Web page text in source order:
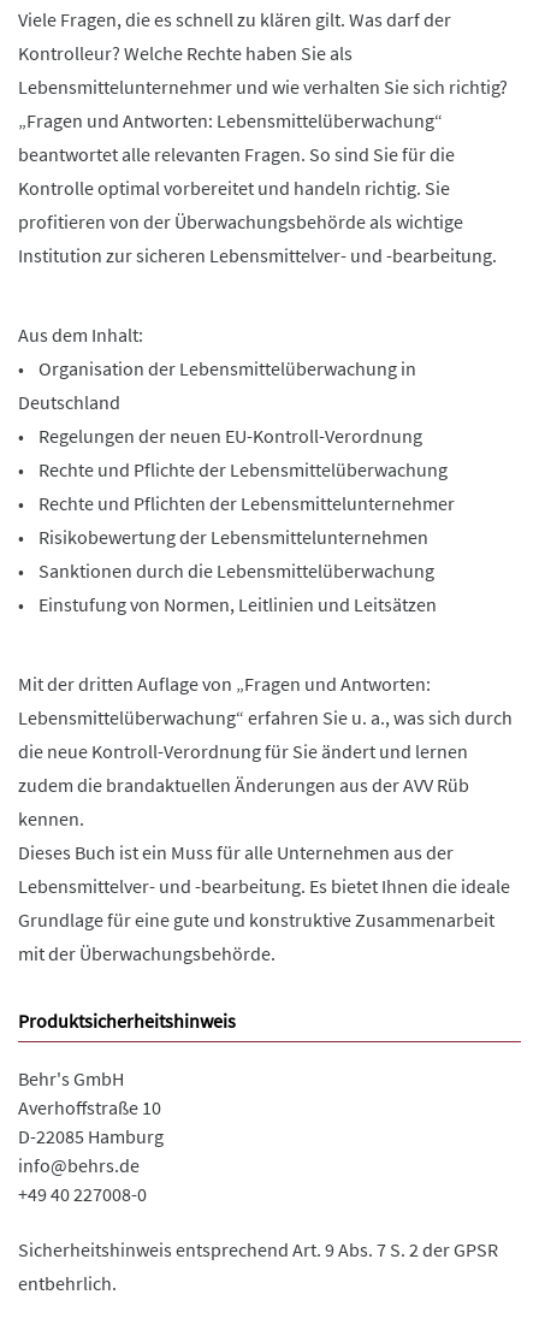
Viele Fragen, die es schnell zu klären gilt. Was darf der
Kontrolleur? Welche Rechte haben Sie als
Lebensmittelunternehmer und wie verhalten Sie sich richtig?
„Fragen und Antworten: Lebensmittelüberwachung“
beantwortet alle relevanten Fragen. So sind Sie für die
Kontrolle optimal vorbereitet und handeln richtig. Sie
profitieren von der Überwachungsbehörde als wichtige
Institution zur sicheren Lebensmittelver- und -bearbeitung.
Aus dem Inhalt:
• Organisation der Lebensmittelüberwachung in
Deutschland
• Regelungen der neuen EU-Kontroll-Verordnung
• Rechte und Pflichte der Lebensmittelüberwachung
• Rechte und Pflichten der Lebensmittelunternehmer
• Risikobewertung der Lebensmittelunternehmen
• Sanktionen durch die Lebensmittelüberwachung
• Einstufung von Normen, Leitlinien und Leitsätzen
Mit der dritten Auflage von „Fragen und Antworten:
Lebensmittelüberwachung“ erfahren Sie u. a., was sich durch
die neue Kontroll-Verordnung für Sie ändert und lernen
zudem die brandaktuellen Änderungen aus der AVV Rüb
kennen.
Dieses Buch ist ein Muss für alle Unternehmen aus der
Lebensmittelver- und -bearbeitung. Es bietet Ihnen die ideale
Grundlage für eine gute und konstruktive Zusammenarbeit
mit der Überwachungsbehörde.
Produktsicherheitshinweis
Behr's GmbH
Averhoffstraße 10
D-22085 Hamburg
info@behrs.de
+49 40 227008-0
Sicherheitshinweis entsprechend Art. 9 Abs. 7 S. 2 der GPSR
entbehrlich.